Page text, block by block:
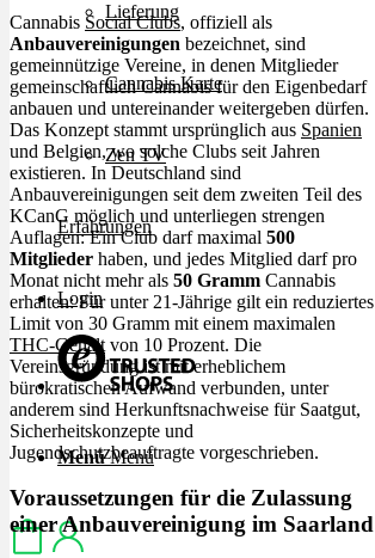
Lieferung
Cannabis Karte
Zen TV
Erfahrungen
Login
Menü Menü
Cannabis Social Clubs, offiziell als
Anbauvereinigungen bezeichnet, sind
gemeinnützige Vereine, in denen Mitglieder
gemeinschaftlich Cannabis für den Eigenbedarf
anbauen und untereinander weitergeben dürfen.
Das Konzept stammt ursprünglich aus Spanien
und Belgien, wo solche Clubs seit Jahren
existieren. In Deutschland sind
Anbauvereinigungen seit dem zweiten Teil des
KCanG möglich und unterliegen strengen
Auflagen: Ein Club darf maximal 500
Mitglieder haben, und jedes Mitglied darf pro
Monat nicht mehr als 50 Gramm Cannabis
erhalten: Für unter 21-Jährige gilt ein reduziertes
Limit von 30 Gramm mit einem maximalen
THC-Gehalt von 10 Prozent. Die
Vereinsgründung ist mit erheblichem
bürokratischen Aufwand verbunden, unter
anderem sind Herkunftsnachweise für Saatgut,
Sicherheitskonzepte und
Jugendschutzbeauftragte vorgeschrieben.
Voraussetzungen für die Zulassung
einer Anbauvereinigung im Saarland